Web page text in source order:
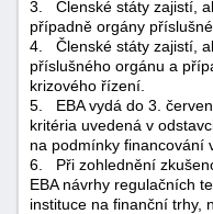
3.
Členské státy zajistí,
případně orgány
4.
Členské státy zajistí,
příslušného orgánu a
krizového řízení.
5.
EBA vydá do 3.
kritéria uvedená v
na podmínky financování
6.
Při zohlednění
EBA návrhy regulačních
instituce na finanční trhy,